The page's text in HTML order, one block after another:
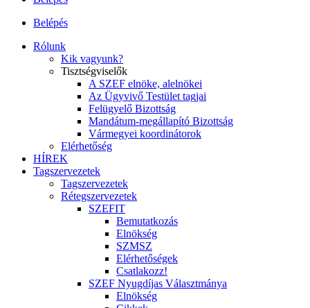
Belépés
Rólunk
Kik vagyunk?
Tisztségviselők
A SZEF elnöke, alelnökei
Az Ügyvivő Testület tagjai
Felügyelő Bizottság
Mandátum-megállapító Bizottság
Vármegyei koordinátorok
Elérhetőség
HÍREK
Tagszervezetek
Tagszervezetek
Rétegszervezetek
SZEFIT
Bemutatkozás
Elnökség
SZMSZ
Elérhetőségek
Csatlakozz!
SZEF Nyugdíjas Választmánya
Elnökség